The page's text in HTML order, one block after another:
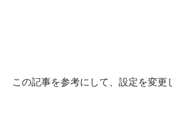
この記事を参考にして、設定を変更